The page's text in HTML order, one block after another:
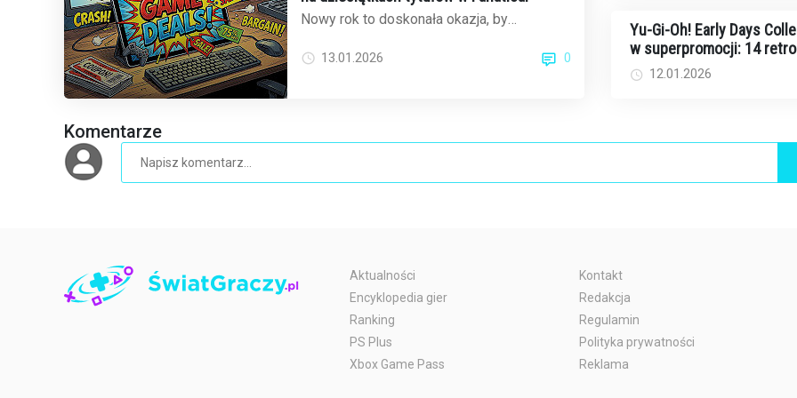
Nowy rok to doskonała okazja, by
popularny sklep z ...
13.01.2026 0
Yu-Gi-Oh! Early Days
w superpromocji: 14 retro
ów na Switcha za jedyne 20
dolarów
12.01.2026
Komentarze
Aktualności
Encyklopedia gier
Ranking
PS Plus
Xbox Game Pass
Kontakt
Redakcja
Regulamin
Polityka prywatności
Reklama